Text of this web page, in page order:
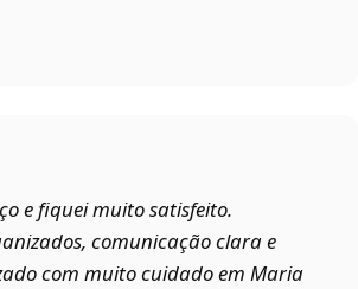
e fiquei muito satisfeito.
comunicação clara e
com muito cuidado em Maria